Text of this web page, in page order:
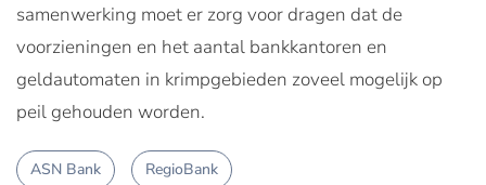
samenwerking moet er zorg voor dragen dat de
voorzieningen en het aantal bankkantoren en
geldautomaten in krimpgebieden zoveel mogelijk op
peil gehouden worden.
ASN Bank RegioBank